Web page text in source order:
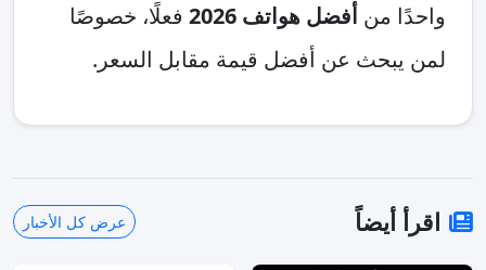
واحدًا من أفضل هواتف 2026
فعلًا، خصوصًا
لمن يبحث عن أفضل قيمة مقابل السعر.
اقرأ أيضاً عرض كل الأخبار